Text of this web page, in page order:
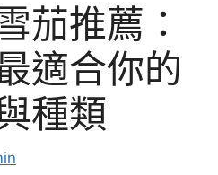
茄推薦：
適合你的
種類